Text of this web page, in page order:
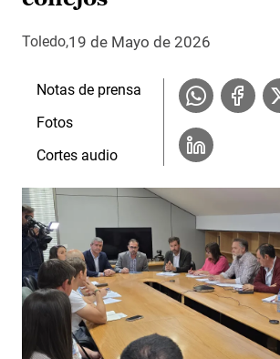
Toledo 19 de Mayo de 2026
Notas de prensa
Fotos
Cortes audio